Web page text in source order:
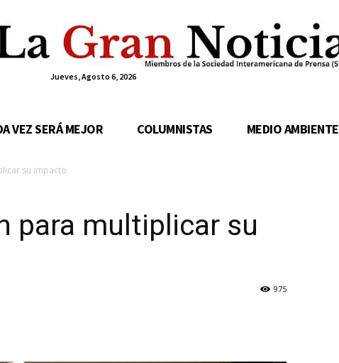
Jueves, Agosto 6, 2026
VEZ SERÁ MEJOR COLUMNISTAS MEDIO AMBIENTE
su impacto
para multiplicar su
975